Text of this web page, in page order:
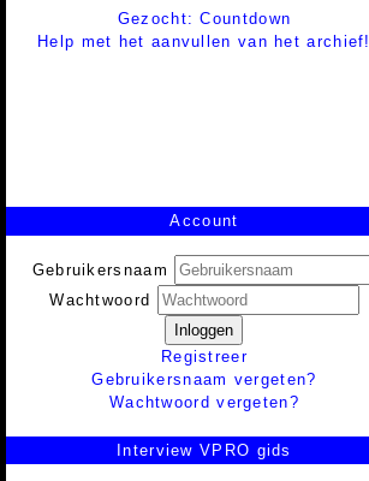
Gezocht: Countdown
Help met het aanvullen van het archief!
Account
Gebruikersnaam
Wachtwoord
Inloggen
Registreer
Gebruikersnaam vergeten?
Wachtwoord vergeten?
Interview VPRO gids